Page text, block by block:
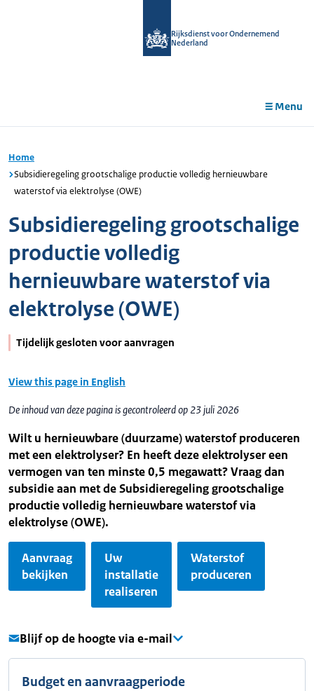
Rijksdienst voor Ondernemend
Nederland
Menu
Home
Subsidieregeling grootschalige productie volledig hernieuwbare
waterstof via elektrolyse (OWE)
Subsidieregeling grootschalige
productie volledig
hernieuwbare waterstof via
elektrolyse (OWE)
Tijdelijk gesloten voor aanvragen
View this page in English
De inhoud van deze pagina is gecontroleerd op 23 juli 2026
Wilt u hernieuwbare (duurzame) waterstof produceren
met een elektrolyser? En heeft deze elektrolyser een
vermogen van ten minste 0,5 megawatt? Vraag dan
subsidie aan met de Subsidieregeling grootschalige
productie volledig hernieuwbare waterstof via
elektrolyse (OWE).
Aanvraag
bekijken
Uw
installatie
realiseren
Waterstof
produceren
Blijf op de hoogte via e-mail
Budget en aanvraagperiode